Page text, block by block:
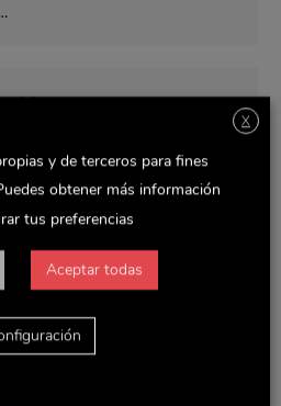
a Delaviuda
sitúa a la vanguardia de la
con el lanzamiento de los
marca, apuesta por el
de comer praliné de
disruptiva está pensada
en cualquier lugar y
X
y de terceros para fines
obtener más información
tus preferencias
Aceptar todas